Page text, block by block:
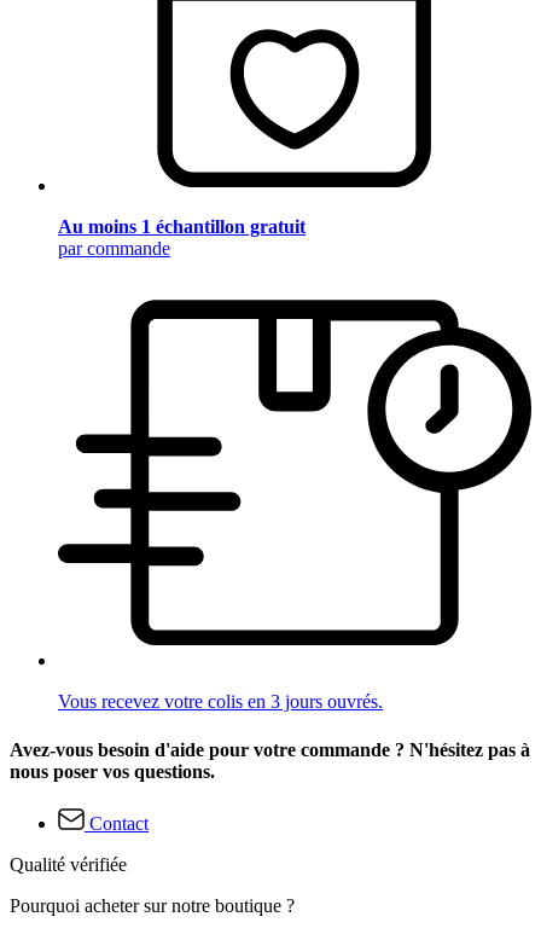
Au moins 1 échantillon gratuit
par commande
Vous recevez votre colis en 3 jours ouvrés.
Avez-vous besoin d'aide pour votre commande ? N'hésitez pas à
nous poser vos questions.
Contact
Qualité vérifiée
Pourquoi acheter sur notre boutique ?